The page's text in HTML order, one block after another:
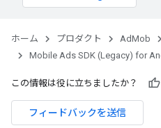
ホーム プロダクト AdMob
Mobile Ads SDK (Legacy) for
この情報は役に立ちましたか？
フィードバックを送信